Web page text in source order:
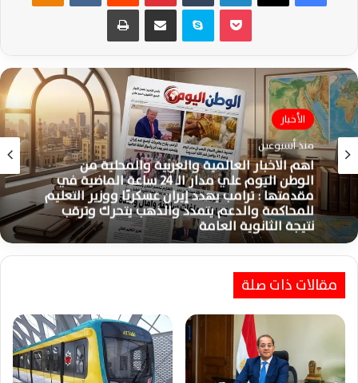
سكايب مشاركة عبر البريد طباعة
الأخبار
منذ أسبوعين
اهم الاخبار العالمية والعربية والمحلية من
الوطن اليوم علي مدار الـ 24 ساعة الماضية في
مقدمتها : ترامب يهدد إيران عسكريًا ووزير التعليم
للمحاكمة والدعم يتمدد والذهب يتحرك وترقب
نتيجة الثانوية العامة
مقالات ذات صلة